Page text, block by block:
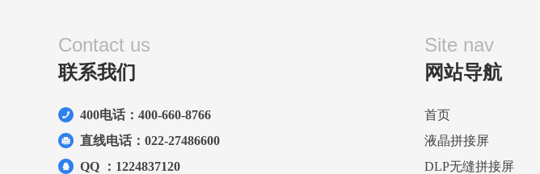
Contact us
联系我们
400电话：400-660-8766
直线电话：022-27486600
QQ ：1224837120
Site nav
网站导航
首页
液晶拼接屏
DLP无缝拼接屏